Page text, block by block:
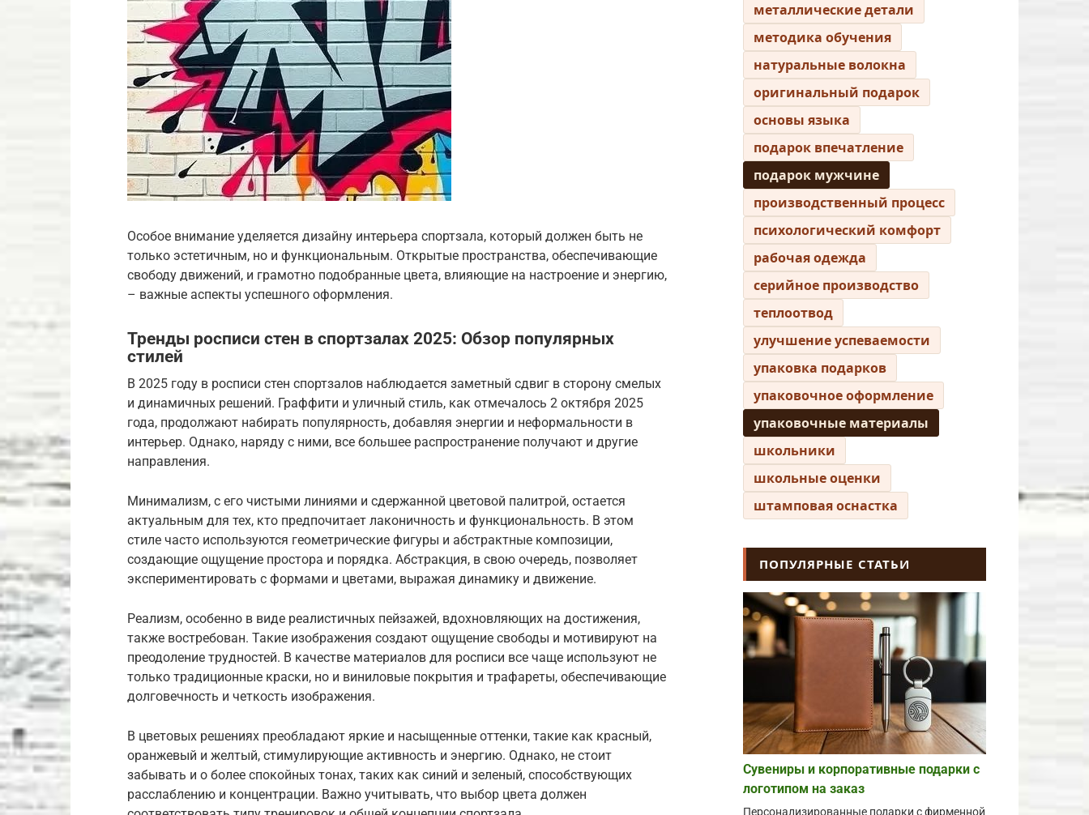
Особое внимание уделяется дизайну интерьера спортзала, который должен быть не
только эстетичным, но и функциональным. Открытые пространства, обеспечивающие
свободу движений, и грамотно подобранные цвета, влияющие на настроение и энергию,
– важные аспекты успешного оформления.
Тренды росписи стен в спортзалах 2025: Обзор популярных
стилей
В 2025 году в росписи стен спортзалов наблюдается заметный сдвиг в сторону смелых
и динамичных решений. Граффити и уличный стиль, как отмечалось 2 октября 2025
года, продолжают набирать популярность, добавляя энергии и неформальности в
интерьер. Однако, наряду с ними, все большее распространение получают и другие
направления.
Минимализм, с его чистыми линиями и сдержанной цветовой палитрой, остается
актуальным для тех, кто предпочитает лаконичность и функциональность. В этом
стиле часто используются геометрические фигуры и абстрактные композиции,
создающие ощущение простора и порядка. Абстракция, в свою очередь, позволяет
экспериментировать с формами и цветами, выражая динамику и движение.
Реализм, особенно в виде реалистичных пейзажей, вдохновляющих на достижения,
также востребован. Такие изображения создают ощущение свободы и мотивируют на
преодоление трудностей. В качестве материалов для росписи все чаще используют не
только традиционные краски, но и виниловые покрытия и трафареты, обеспечивающие
долговечность и четкость изображения.
В цветовых решениях преобладают яркие и насыщенные оттенки, такие как красный,
оранжевый и желтый, стимулирующие активность и энергию. Однако, не стоит
забывать и о более спокойных тонах, таких как синий и зеленый, способствующих
расслаблению и концентрации. Важно учитывать, что выбор цвета должен
металлические детали
методика обучения
натуральные волокна
оригинальный подарок
основы языка
подарок впечатление
подарок мужчине
производственный процесс
психологический комфорт
рабочая одежда
серийное производство
теплоотвод
улучшение успеваемости
упаковка подарков
упаковочное оформление
упаковочные материалы
школьники
школьные оценки
штамповая оснастка
ПОПУЛЯРНЫЕ СТАТЬИ
Сувениры и корпоративные подарки с
логотипом на заказ
Персонализированные подарки с фирменной